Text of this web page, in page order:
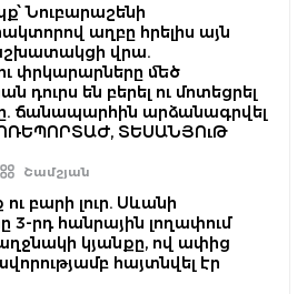
Նուբարաշենի
աղբը հրելիս այն
վրա.
փրկարարները մեծ
դուրս են բերել ու մոտեցրել
ճանապարհին արձանագրվել
ՏԵՍԱՆՅՈւԹ
Շամշյան
բարի լուր. Սևանի
3-րդ հանրային լողափում
կյանքը, ով ափից
հայտնվել էր